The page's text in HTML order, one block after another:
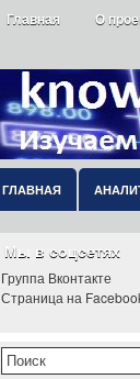
Главная О
ГЛАВНАЯ
Мы в соцсетях
Группа Вконтакте
Страница на